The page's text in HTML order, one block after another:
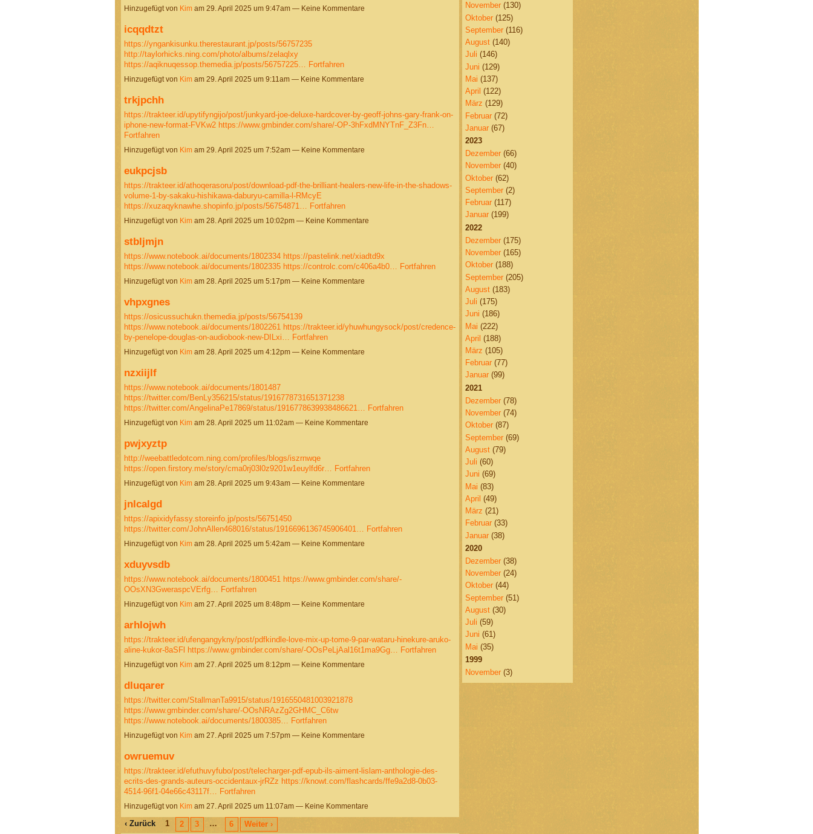
Hinzugefügt von Kimam 29. April 2025 um 9:47am — Keine Kommentare
icqqdtzt
https://yngankisunku.therestaurant.jp/posts/56757235
http://taylorhicks.ning.com/photo/albums/zelaqlxy
https://aqiknuqessop.themedia.jp/posts/56757225… Fortfahren
Hinzugefügt von Kimam 29. April 2025 um 9:11am — Keine Kommentare
trkjpchh
https://trakteer.id/upytifyngijo/post/junkyard-joe-deluxe-hardcover-by-geoff-johns-gary-frank-on-
iphone-new-format-FVKw2 https://www.gmbinder.com/share/-OP-3hFxdMNYTnF_Z3Fn…
Fortfahren
Hinzugefügt von Kimam 29. April 2025 um 7:52am — Keine Kommentare
eukpcjsb
https://trakteer.id/athoqerasoru/post/download-pdf-the-brilliant-healers-new-life-in-the-shadows-
volume-1-by-sakaku-hishikawa-daburyu-camilla-l-RMcyE
https://xuzaqyknawhe.shopinfo.jp/posts/56754871… Fortfahren
Hinzugefügt von Kimam 28. April 2025 um 10:02pm — Keine Kommentare
stbljmjn
https://www.notebook.ai/documents/1802334 https://pastelink.net/xiadtd9x
https://www.notebook.ai/documents/1802335 https://controlc.com/c406a4b0… Fortfahren
Hinzugefügt von Kimam 28. April 2025 um 5:17pm — Keine Kommentare
vhpxgnes
https://osicussuchukn.themedia.jp/posts/56754139
https://www.notebook.ai/documents/1802261 https://trakteer.id/yhuwhungysock/post/credence-
by-penelope-douglas-on-audiobook-new-DILxi…
Fortfahren
Hinzugefügt von Kimam 28. April 2025 um 4:12pm — Keine Kommentare
nzxiijlf
https://www.notebook.ai/documents/1801487
https://twitter.com/BenLy356215/status/1916778731651371238
https://twitter.com/AngelinaPe17869/status/1916778639938486621…
Fortfahren
Hinzugefügt von Kimam 28. April 2025 um 11:02am — Keine Kommentare
pwjxyztp
http://weebattledotcom.ning.com/profiles/blogs/iszrnwqe
https://open.firstory.me/story/cma0rj03l0z9201w1euylfd6r…
Fortfahren
Hinzugefügt von Kimam 28. April 2025 um 9:43am — Keine Kommentare
jnlcalgd
https://apixidyfassy.storeinfo.jp/posts/56751450
https://twitter.com/JohnAllen468016/status/1916696136745906401…
Fortfahren
Hinzugefügt von Kimam 28. April 2025 um 5:42am — Keine Kommentare
xduyvsdb
https://www.notebook.ai/documents/1800451 https://www.gmbinder.com/share/-
OOsXN3GweraspcVErfg…
Fortfahren
Hinzugefügt von Kimam 27. April 2025 um 8:48pm — Keine Kommentare
arhlojwh
https://trakteer.id/ufengangykny/post/pdfkindle-love-mix-up-tome-9-par-wataru-hinekure-aruko-
aline-kukor-8aSFl https://www.gmbinder.com/share/-OOsPeLjAal16t1ma9Gg… Fortfahren
Hinzugefügt von Kimam 27. April 2025 um 8:12pm — Keine Kommentare
dluqarer
https://twitter.com/StallmanTa9915/status/1916550481003921878
https://www.gmbinder.com/share/-OOsNRAzZg2GHMC_C6tw
https://www.notebook.ai/documents/1800385…
Fortfahren
Hinzugefügt von Kimam 27. April 2025 um 7:57pm — Keine Kommentare
owruemuv
https://trakteer.id/efuthuvyfubo/post/telecharger-pdf-epub-ils-aiment-lislam-anthologie-des-
ecrits-des-grands-auteurs-occidentaux-jrRZz https://knowt.com/flashcards/ffe9a2d8-0b03-
4514-96f1-04e66c43117f…
Fortfahren
Hinzugefügt von Kimam 27. April 2025 um 11:07am — Keine Kommentare
‹ Zurück 1 2 3 … 6 Weiter ›
November(130)
Oktober(125)
September(116)
August(140)
Juli (146)
Juni (129)
Mai (137)
April (122)
März (129)
Februar(72)
Januar(67)
2023
Dezember(66)
November(40)
Oktober(62)
September(2)
Februar(117)
Januar(199)
2022
Dezember(175)
November(165)
Oktober(188)
September(205)
August(183)
Juli (175)
Juni (186)
Mai (222)
April (188)
März (105)
Februar(77)
Januar(99)
2021
Dezember(78)
November(74)
Oktober(87)
September(69)
August(79)
Juli (60)
Juni (69)
Mai (83)
April (49)
März (21)
Februar(33)
Januar(38)
2020
Dezember(38)
November(24)
Oktober(44)
September(51)
August(30)
Juli (59)
Juni (61)
Mai (35)
1999
November(3)